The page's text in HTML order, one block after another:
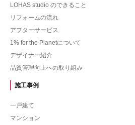
LOHAS studio のできること
リフォームの流れ
アフターサービス
1% for the Planetについて
デザイナー紹介
品質管理向上への取り組み
施工事例
一戸建て
マンション